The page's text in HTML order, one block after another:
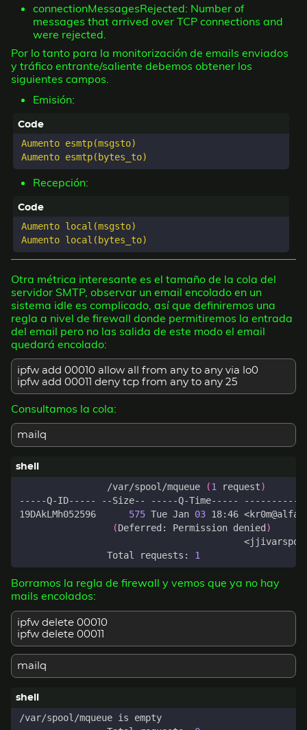
connectionMessagesRejected: Number of
messages that arrived over TCP connections and
were rejected.
Por lo tanto para la monitorización de emails enviados
y tráfico entrante/saliente debemos obtener los
siguientes campos.
Emisión:
Aumento esmtp(msgsto)
Recepción:
Aumento local(msgsto)
Otra métrica interesante es el tamaño de la cola del
servidor SMTP, observar un email encolado en un
sistema idle es complicado, así que definiremos una
regla a nivel de firewall donde permitiremos la entrada
del email pero no las salida de este modo el email
quedará encolado:
ipfw add 00010 allow all from any to any via lo0
ipfw add 00011 deny tcp from any to any 25
Consultamos la cola:
mailq
		/var/spool/mqueue
(1 request)
19DAkLMh052596 575 Tue Jan 03
(Deferred: Permission denied)
		Total requests:
1
Borramos la regla de firewall y vemos que ya no hay
mails encolados:
ipfw delete 00010
ipfw delete 00011
mailq